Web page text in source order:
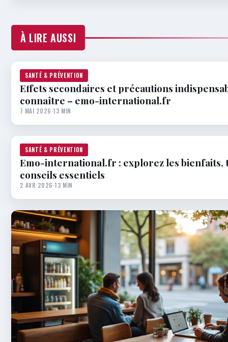
À LIRE AUSSI
SANTÉ & PRÉVENTION
Effets secondaires et précautions
connaître – emo-international.fr
7 MAI 2026·13 MIN
SANTÉ & PRÉVENTION
Emo-international.fr : explorez les bienfaits,
conseils essentiels
2 AVR 2026·13 MIN